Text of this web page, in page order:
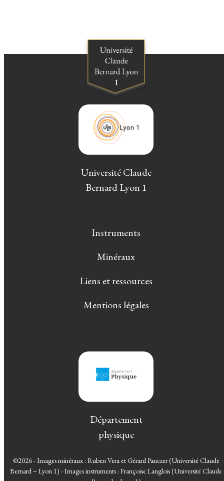
Université Claude
Bernard Lyon 1
Instruments
Minéraux
Liens et ressources
Mentions légales
Département
physique
©2026 - Images minéraux : Ruben Vera et Gérard Panczer (Université Claude
Bernard – Lyon 1) - Images instruments : Françoise Langlois (Université Claude